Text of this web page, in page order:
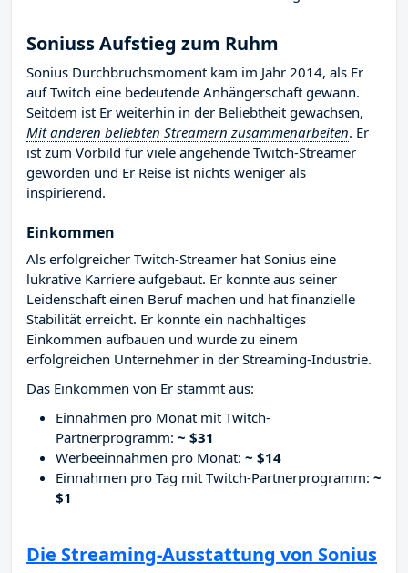
Soniuss Aufstieg zum Ruhm
Sonius Durchbruchsmoment kam im Jahr 2014, als Er
auf Twitch eine bedeutende Anhängerschaft gewann.
Seitdem ist Er weiterhin in der Beliebtheit gewachsen,
Mit anderen beliebten Streamern zusammenarbeiten. Er
ist zum Vorbild für viele angehende Twitch-Streamer
geworden und Er Reise ist nichts weniger als
inspirierend.
Einkommen
Als erfolgreicher Twitch-Streamer hat Sonius eine
lukrative Karriere aufgebaut. Er konnte aus seiner
Leidenschaft einen Beruf machen und hat finanzielle
Stabilität erreicht. Er konnte ein nachhaltiges
Einkommen aufbauen und wurde zu einem
erfolgreichen Unternehmer in der Streaming-Industrie.
Das Einkommen von Er stammt aus:
Einnahmen pro Monat mit Twitch-
Partnerprogramm: ~ $31
Werbeeinnahmen pro Monat: ~ $14
Einnahmen pro Tag mit Twitch-Partnerprogramm: ~
$1
Die Streaming-Ausstattung von Sonius